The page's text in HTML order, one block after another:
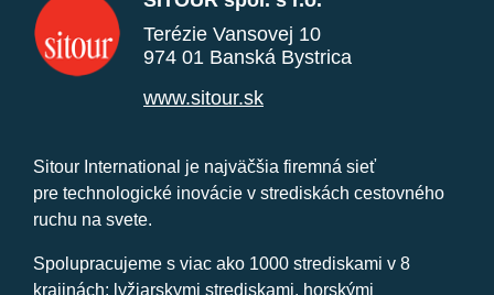
Terézie Vansovej 10
974 01 Banská Bystrica
www.sitour.sk
Sitour International je najväčšia firemná sieť
pre technologické inovácie v strediskách cestovného
ruchu na svete.
Spolupracujeme s viac ako 1000 strediskami v 8
krajinách: lyžiarskymi strediskami, horskými